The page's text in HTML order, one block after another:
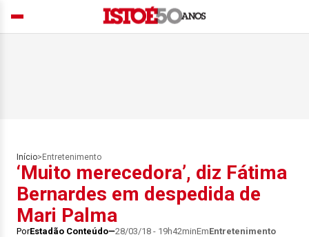
Início> Entretenimento
‘Muito merecedora’, diz Fátima
Bernardes em despedida de
Mari Palma
PorEstadão Conteúdo 28/03/18 - 19h42minEmEntretenimento